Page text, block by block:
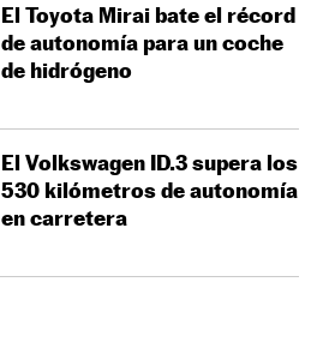
El Toyota Mirai bate el récord
de autonomía para un coche
de hidrógeno
El Volkswagen ID.3 supera los
530 kilómetros de autonomía
en carretera